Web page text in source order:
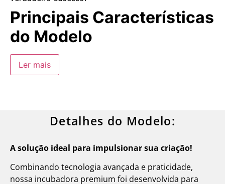
Principais Características
do Modelo
Ler mais
Detalhes do Modelo:
A solução ideal para impulsionar sua criação!
Combinando tecnologia avançada e praticidade,
nossa incubadora premium foi desenvolvida para